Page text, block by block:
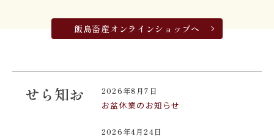
飯島畜産オンラインショップへ
お知らせ 2026年8月7日
お盆休業のお知らせ
2026年4月24日